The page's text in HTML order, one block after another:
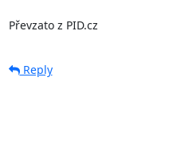
Převzato z PID.cz
Reply